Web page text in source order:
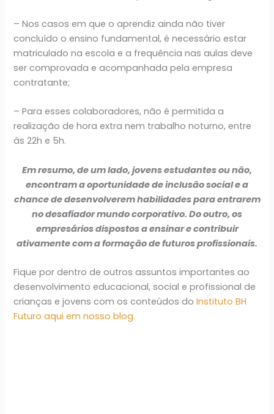
– Nos casos em que o aprendiz ainda não tiver
concluído o ensino fundamental, é necessário estar
matriculado na escola e a frequência nas aulas deve
ser comprovada e acompanhada pela empresa
contratante;
– Para esses colaboradores, não é permitida a
realização de hora extra nem trabalho noturno, entre
às 22h e 5h.
Em resumo, de um lado, jovens estudantes ou não,
encontram a oportunidade de inclusão social e a
chance de desenvolverem habilidades para entrarem
no desafiador mundo corporativo. Do outro, os
empresários dispostos a ensinar e contribuir
ativamente com a formação de futuros profissionais.
Fique por dentro de outros assuntos importantes ao
desenvolvimento educacional, social e profissional de
crianças e jovens com os conteúdos doInstituto BH
Futuro aqui em nosso blog.